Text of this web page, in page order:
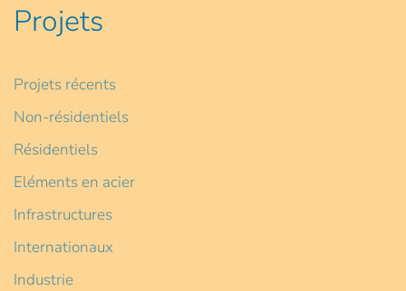
Projets
Projets récents
Non-résidentiels
Résidentiels
Eléments en acier
Infrastructures
Internationaux
Industrie